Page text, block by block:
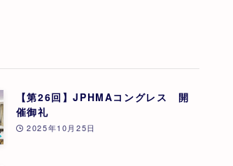
【第26回】JPHMAコングレス 開
催御礼
2025年10月25日